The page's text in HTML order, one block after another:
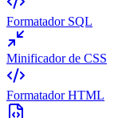
Formatador SQL
Minificador de CSS
Formatador HTML